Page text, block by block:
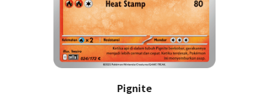
Pignite